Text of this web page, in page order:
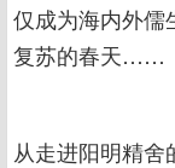
仅成为海内外儒
复苏的春天……
从走进阳明精